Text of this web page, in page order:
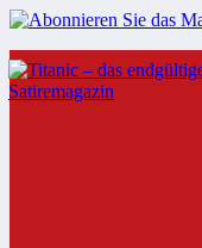
Zum
Inhalt
springen